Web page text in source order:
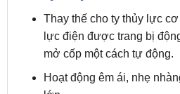
mở cốp một cách tự động.
Hoạt động êm ái, nhẹ
lớn.
Có khả năng điều chỉnh